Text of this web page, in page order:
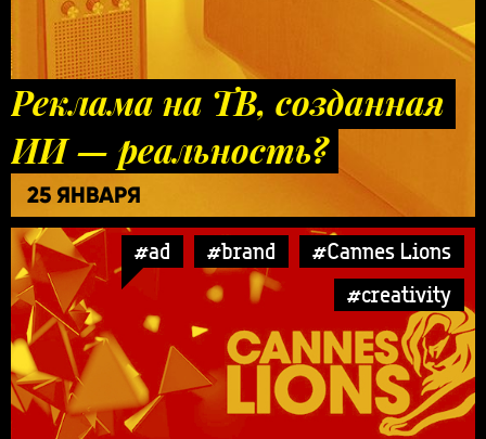
Реклама на ТВ, созданная
ИИ — реальность?
25 ЯНВАРЯ
#ad #brand
#Cannes Lions
#creativity